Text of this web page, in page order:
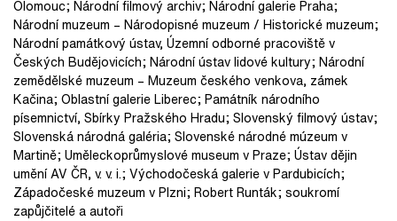
Olomouc; Národní filmový archiv; Národní galerie Praha;
Národní muzeum – Národopisné muzeum / Historické muzeum;
Národní památkový ústav, Územní odborné pracoviště v
Českých Budějovicích; Národní ústav lidové kultury; Národní
zemědělské muzeum – Muzeum českého venkova, zámek
Kačina; Oblastní galerie Liberec; Památník národního
písemnictví, Sbírky Pražského Hradu; Slovenský filmový ústav;
Slovenská národná galéria; Slovenské národné múzeum v
Martině; Uměleckoprůmyslové museum v Praze; Ústav dějin
umění AV ČR, v. v. i.; Východočeská galerie v Pardubicích;
Západočeské muzeum v Plzni; Robert Runták; soukromí
zapůjčitelé a autoři